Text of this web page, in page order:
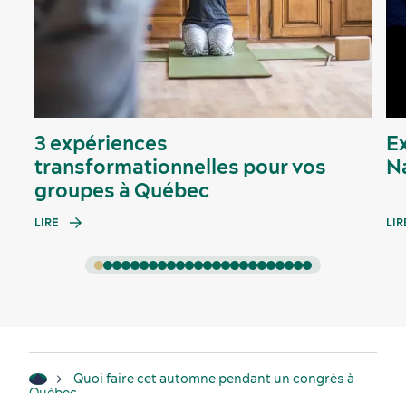
3 expériences
transformationnelles pour vos
groupes à Québec
LIRE
Quoi faire cet automne pendant un congrès à